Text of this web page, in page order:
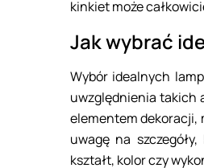
kinkiet może
Jak wybrać
Wybór idealnych
uwzględnienia takich
elementem dekoracji,
uwagę na
kształt, kolor czy